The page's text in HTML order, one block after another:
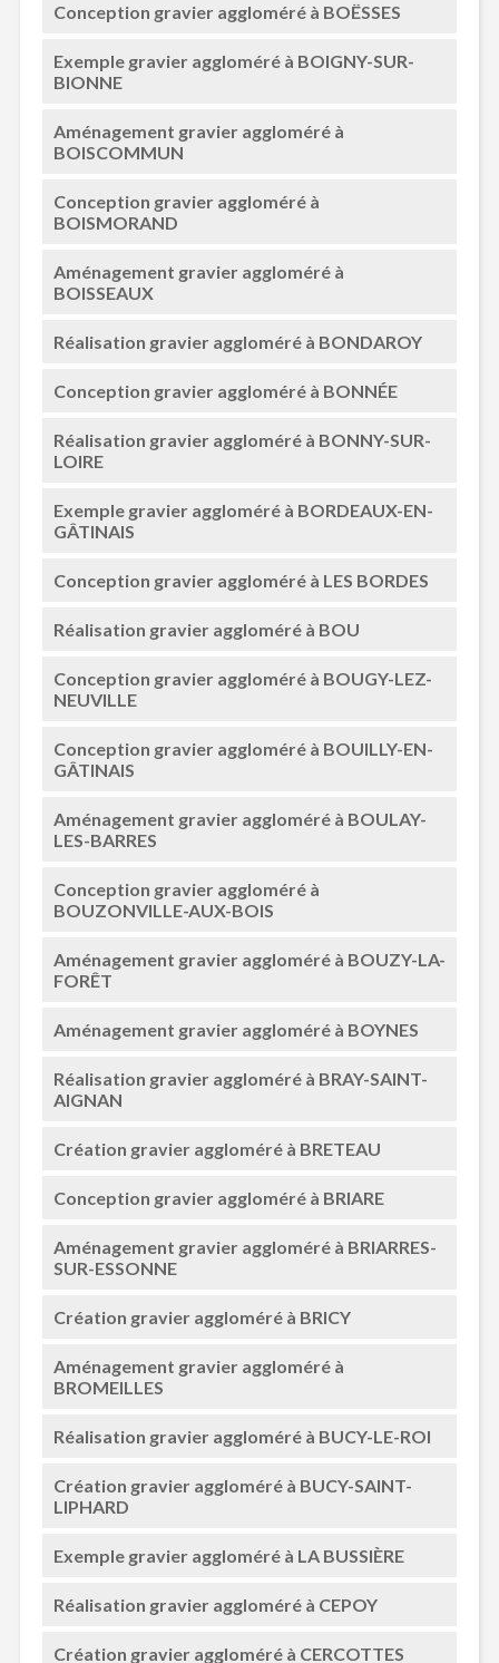
Conception gravier aggloméré à BOËSSES
Exemple gravier aggloméré à BOIGNY-SUR-
BIONNE
Aménagement gravier aggloméré à
BOISCOMMUN
Conception gravier aggloméré à
BOISMORAND
Aménagement gravier aggloméré à
BOISSEAUX
Réalisation gravier aggloméré à BONDAROY
Conception gravier aggloméré à BONNÉE
Réalisation gravier aggloméré à BONNY-SUR-
LOIRE
Exemple gravier aggloméré à BORDEAUX-EN-
GÂTINAIS
Conception gravier aggloméré à LES BORDES
Réalisation gravier aggloméré à BOU
Conception gravier aggloméré à BOUGY-LEZ-
NEUVILLE
Conception gravier aggloméré à BOUILLY-EN-
GÂTINAIS
Aménagement gravier aggloméré à BOULAY-
LES-BARRES
Conception gravier aggloméré à
BOUZONVILLE-AUX-BOIS
Aménagement gravier aggloméré à BOUZY-LA-
FORÊT
Aménagement gravier aggloméré à BOYNES
Réalisation gravier aggloméré à BRAY-SAINT-
AIGNAN
Création gravier aggloméré à BRETEAU
Conception gravier aggloméré à BRIARE
Aménagement gravier aggloméré à BRIARRES-
SUR-ESSONNE
Création gravier aggloméré à BRICY
Aménagement gravier aggloméré à
BROMEILLES
Réalisation gravier aggloméré à BUCY-LE-ROI
Création gravier aggloméré à BUCY-SAINT-
LIPHARD
Exemple gravier aggloméré à LA BUSSIÈRE
Réalisation gravier aggloméré à CEPOY
Création gravier aggloméré à CERCOTTES